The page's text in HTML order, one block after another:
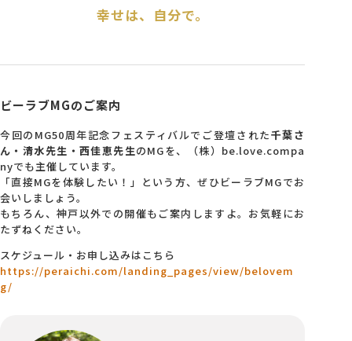
幸せは、自分で。
ビーラブMGのご案内
今回のMG50周年記念フェスティバルでご登壇された千葉さ
ん・清水先生・西佳恵先生のMGを、（株）be.love.compa
nyでも主催しています。
「直接MGを体験したい！」という方、ぜひビーラブMGでお
会いしましょう。
もちろん、神戸以外での開催もご案内しますよ。お気軽にお
たずねください。
スケジュール・お申し込みはこちら
https://peraichi.com/landing_pages/view/belovem
g/